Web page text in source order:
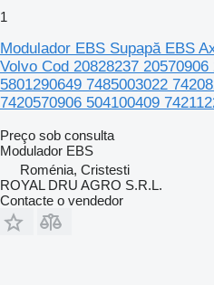
1
Modulador EBS Supapă EBS
Volvo Cod 20828237 20570906
5801290649 7485003022
7420570906 504100409
Preço sob consulta
Modulador EBS
Roménia, Cristesti
ROYAL DRU AGRO S.R.L.
Contacte o vendedor